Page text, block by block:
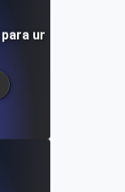
una